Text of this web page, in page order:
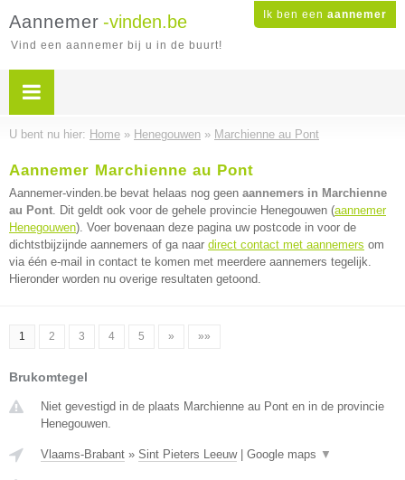
Ik ben een aannemer
Aannemer -vinden.be
Vind een aannemer bij u in de buurt!
U bent nu hier: Home » Henegouwen » Marchienne au Pont
Aannemer Marchienne au Pont
Aannemer-vinden.be bevat helaas nog geen aannemers in Marchienne
au Pont. Dit geldt ook voor de gehele provincie Henegouwen (aannemer
Henegouwen). Voer bovenaan deze pagina uw postcode in voor de
dichtstbijzijnde aannemers of ga naar direct contact met aannemers om
via één e-mail in contact te komen met meerdere aannemers tegelijk.
Hieronder worden nu overige resultaten getoond.
1 2 3 4 5 » »»
Brukomtegel
Niet gevestigd in de plaats Marchienne au Pont en in de provincie
Henegouwen.
Vlaams-Brabant » Sint Pieters Leeuw| Google maps ▼